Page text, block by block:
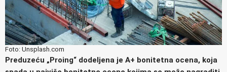
Foto: Unsplash.com
Preduzeću „ Proing“ dodeljena je A+ bonitetna ocena, koja